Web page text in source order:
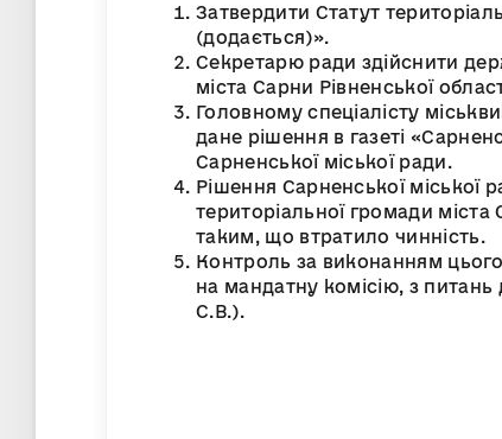
Затвердити Статут
(додається)».
Секретарю ради здійснити
міста Сарни Рівненської
Головному спеціалісту
дане рішення в газеті
Сарненської міської ради.
Рішення Сарненської міської
територіальної громади міста
таким, що втратило чинність.
Контроль за виконанням
на мандатну комісію, з питань
С.В.).